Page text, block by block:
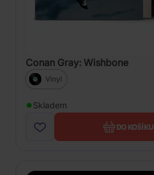
Conan Gray: Wishbone
Vinyl
Skladem
DO KOŠÍKU